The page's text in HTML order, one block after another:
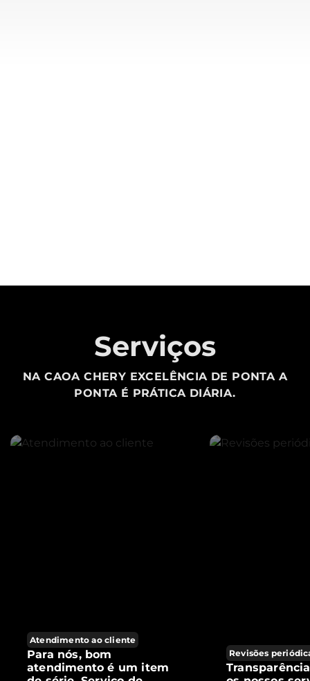
Serviços
NA CAOA CHERY EXCELÊNCIA DE PONTA A
PONTA É PRÁTICA DIÁRIA.
Atendimento ao cliente
Para nós, bom
atendimento é um item
Revisões